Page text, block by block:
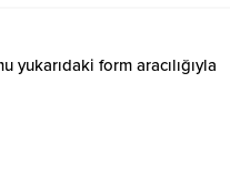
yukarıdaki form aracılığıyla